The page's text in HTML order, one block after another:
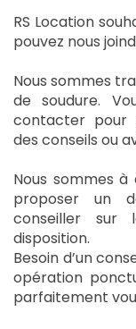
RS Location
pouvez nous
Nous sommes
de soudure.
contacter pour
des conseils ou
Nous sommes
proposer un
conseiller sur
disposition.
Besoin d’un
opération
parfaitement